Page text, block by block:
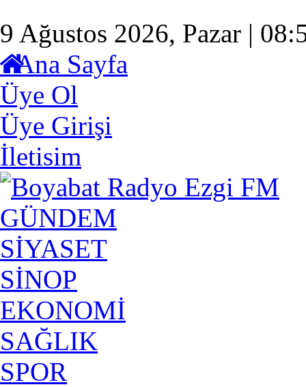
9 Ağustos 2026, Pazar |
Ana Sayfa
Üye Ol
Üye Girişi
İletisim
GÜNDEM
SİYASET
SİNOP
EKONOMİ
SAĞLIK
SPOR